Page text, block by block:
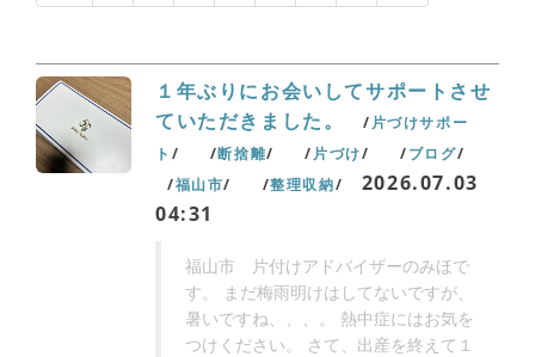
１年ぶりにお会いしてサポートさせ
ていただきました。
片づけサポー
ト
断捨離 片づけ
ブログ
福山市
整理収納
2026.07.03
04:31
福山市 片付けアドバイザーのみほで
す。 まだ梅雨明けはしてないですが、
暑いですね、、、。 熱中症にはお気を
つけください。 さて、出産を終えて１